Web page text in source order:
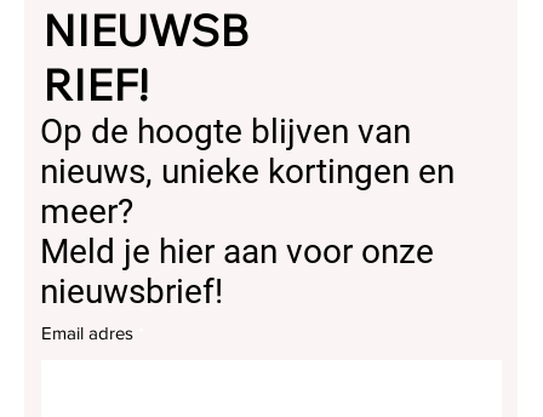
Op de hoogte blijven van
nieuws, unieke kortingen en
meer?
Meld je hier aan voor onze
nieuwsbrief!
Email adres
NIEUWSB
RIEF!